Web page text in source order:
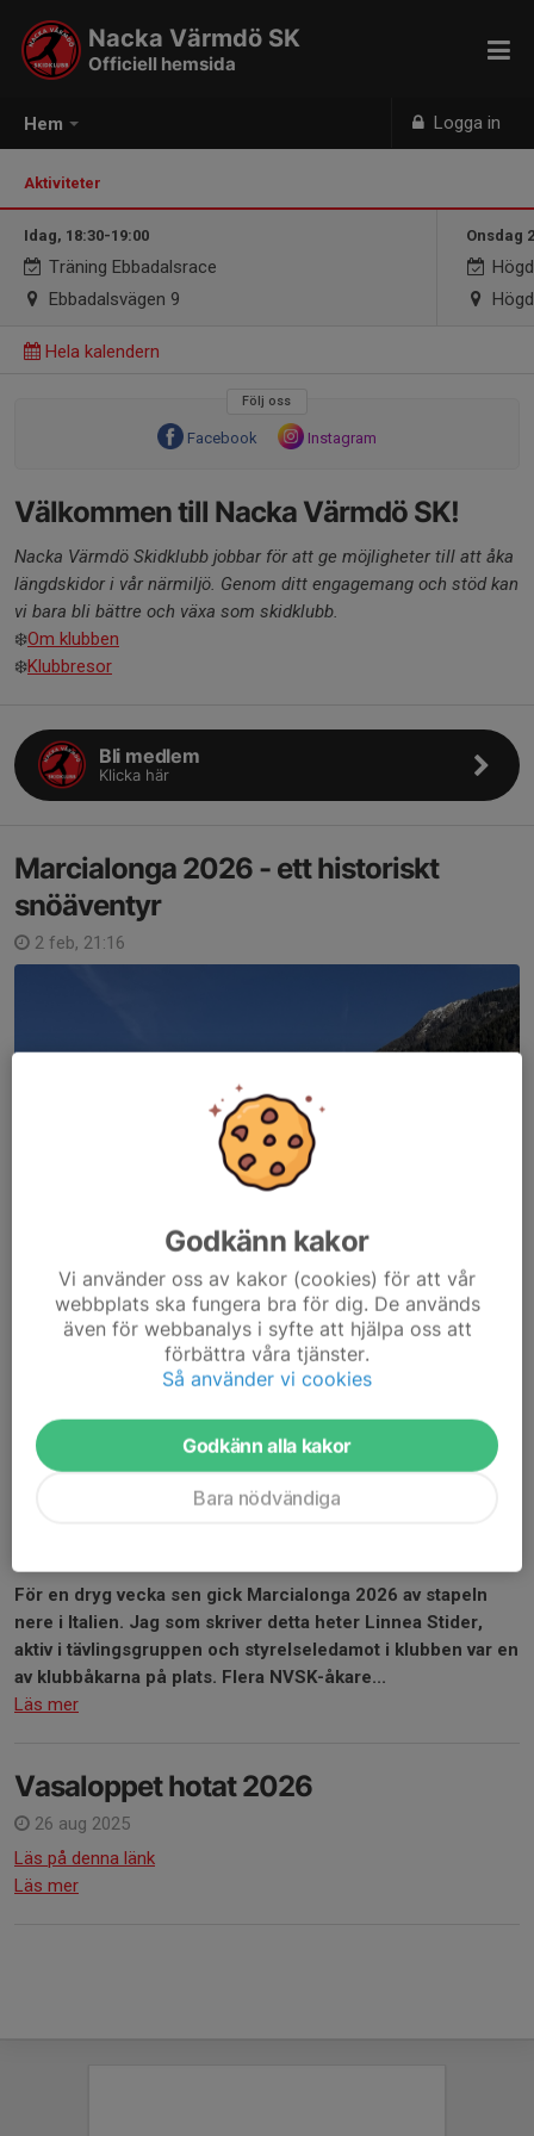
Hem Logga in
Nacka Värmdö SK
Officiell hemsida
Aktiviteter
Idag, 18:30-19:00
Träning Ebbadalsrace
Ebbadalsvägen 9
Onsdag
Hela kalendern
Följ oss
Facebook Instagram
Välkommen till Nacka Värmdö SK!
Nacka Värmdö Skidklubb jobbar för att ge möjligheter till att åka
längdskidor i vår närmiljö. Genom ditt engagemang och stöd kan
vi bara bli bättre och växa som skidklubb.
❄️Om klubben
❄️Klubbresor
Bli medlem
Klicka här
Marcialonga 2026 - ett historiskt
snöäventyr
2 feb, 21:16
För en dryg vecka sen gick Marcialonga 2026 av stapeln
nere i Italien. Jag som skriver detta heter Linnea Stider,
aktiv i tävlingsgruppen och styrelseledamot i klubben var en
av klubbåkarna på plats. Flera NVSK-åkare...
Läs mer
Vasaloppet hotat 2026
26 aug 2025
Läs på denna länk
Läs mer
Godkänn kakor
Vi använder oss av kakor (cookies) för att vår
webbplats ska fungera bra för dig. De används
även för webbanalys i syfte att hjälpa oss att
förbättra våra tjänster.
Så använder vi cookies
Godkänn alla kakor
Bara nödvändiga